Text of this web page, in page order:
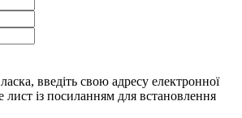
введіть свою адресу електронної
із посиланням для встановлення